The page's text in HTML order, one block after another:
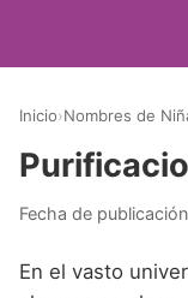
Inicio›Nombres de
Fecha de
En el vasto